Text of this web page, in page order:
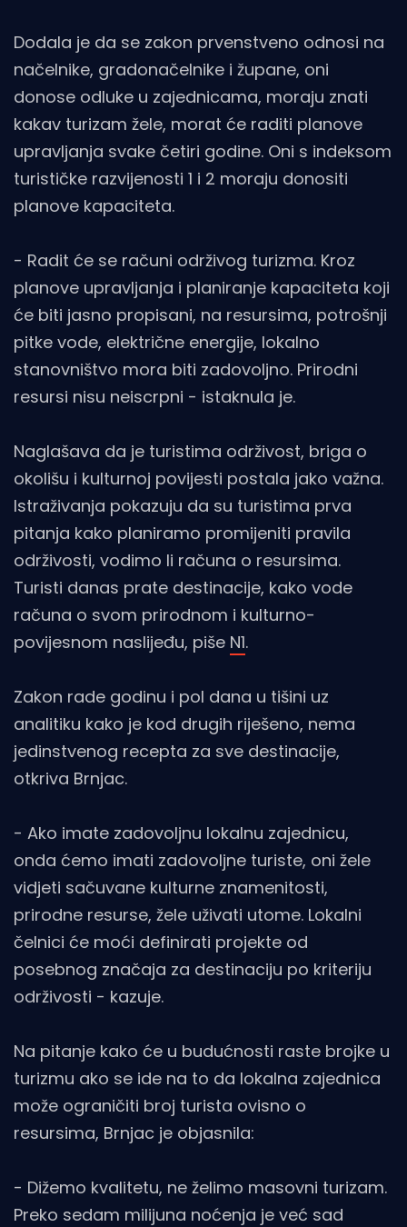
Dodala je da se zakon prvenstveno odnosi na
načelnike, gradonačelnike i župane, oni
donose odluke u zajednicama, moraju znati
kakav turizam žele, morat će raditi planove
upravljanja svake četiri godine. Oni s indeksom
turističke razvijenosti 1 i 2 moraju donositi
planove kapaciteta.
- Radit će se računi održivog turizma. Kroz
planove upravljanja i planiranje kapaciteta koji
će biti jasno propisani, na resursima, potrošnji
pitke vode, električne energije, lokalno
stanovništvo mora biti zadovoljno. Prirodni
resursi nisu neiscrpni - istaknula je.
Naglašava da je turistima održivost, briga o
okolišu i kulturnoj povijesti postala jako važna.
Istraživanja pokazuju da su turistima prva
pitanja kako planiramo promijeniti pravila
održivosti, vodimo li računa o resursima.
Turisti danas prate destinacije, kako vode
računa o svom prirodnom i kulturno-
povijesnom naslijeđu, piše N1.
Zakon rade godinu i pol dana u tišini uz
analitiku kako je kod drugih riješeno, nema
jedinstvenog recepta za sve destinacije,
otkriva Brnjac.
- Ako imate zadovoljnu lokalnu zajednicu,
onda ćemo imati zadovoljne turiste, oni žele
vidjeti sačuvane kulturne znamenitosti,
prirodne resurse, žele uživati utome. Lokalni
čelnici će moći definirati projekte od
posebnog značaja za destinaciju po kriteriju
održivosti - kazuje.
Na pitanje kako će u budućnosti raste brojke u
turizmu ako se ide na to da lokalna zajednica
može ograničiti broj turista ovisno o
resursima, Brnjac je objasnila:
- Dižemo kvalitetu, ne želimo masovni turizam.
Preko sedam milijuna noćenja je već sad